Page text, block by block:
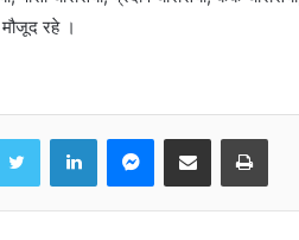
रहे ।
Twitter LinkedInMessenger
Share via Email Print